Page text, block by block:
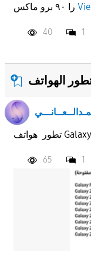
40 1
الهواتف
65 1